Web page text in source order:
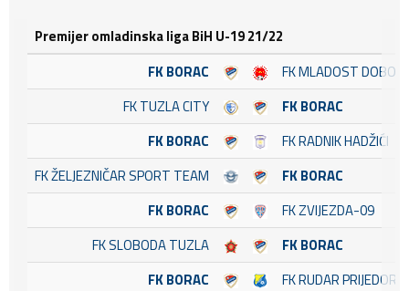
Premijer omladinska liga BiH U-19 21/22
FK BORAC
FK MLADOST DOBOJ
FK TUZLA CITY
FK BORAC
FK BORAC
FK RADNIK HADŽIĆI
FK ŽELJEZNIČAR SPORT TEAM
FK BORAC
FK BORAC
FK ZVIJEZDA-09
FK SLOBODA TUZLA
FK BORAC
FK BORAC
FK RUDAR PRIJEDOR